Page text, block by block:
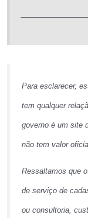
Para esclarecer,
tem qualquer
governo é um site
não tem valor
Ressaltamos que
de serviço de
ou consultoria,